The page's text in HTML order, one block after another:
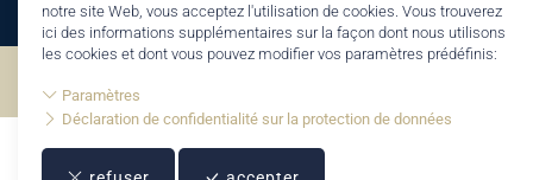
notre site Web, vous acceptez l'utilisation de cookies. Vous trouverez
ici des informations supplémentaires sur la façon dont nous utilisons
les cookies et dont vous pouvez modifier vos paramètres prédéfinis:
Paramètres
Déclaration de confidentialité sur la protection de données